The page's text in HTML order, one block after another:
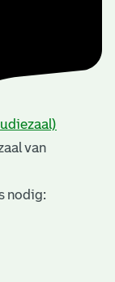
van
nodig: